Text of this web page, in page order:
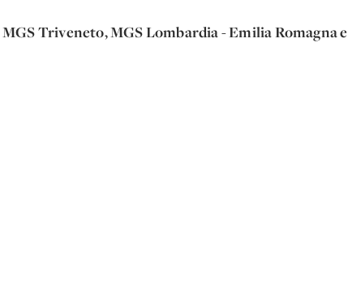
Triveneto, MGS Lombardia - Emilia Romagna e